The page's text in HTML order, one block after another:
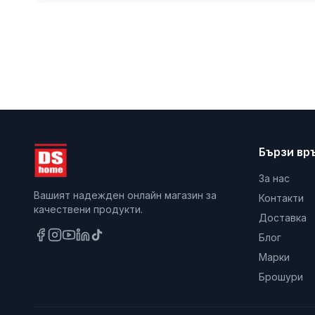
Вашият надежден онлайн магазин за
качествени продукти.
Бързи
За нас
Контакти
Доставка
Блог
Марки
Брошури